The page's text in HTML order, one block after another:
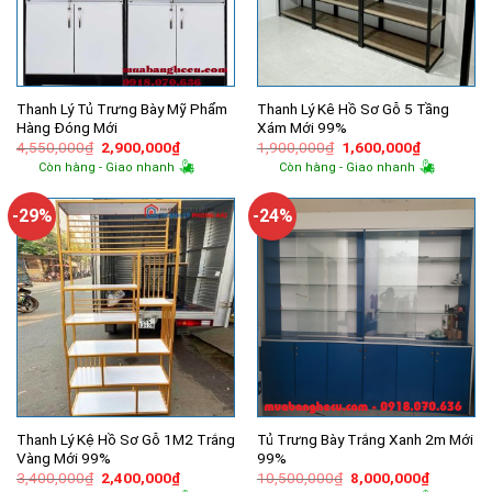
Thanh Lý Tủ Trưng Bày Mỹ Phẩm
Hàng Đóng Mới
4,550,000₫ Giá
gốc
là:
2,900,000₫Giá
hiện
tại
2,900,000₫.
Còn hàng - Giao nhanh
Thanh Lý Kê Hồ Sơ Gỗ 5 Tầng
Xám Mới 99%
1,900,000₫ Giá
gốc
là:
1,600,000₫Giá
hiện
tại
Còn hàng - Giao nhanh
-29%
Thanh Lý Kệ Hồ Sơ Gỗ 1M2 Trắng
Vàng Mới 99%
3,400,000₫ Giá
2,400,000₫Giá
-24%
Tủ Trưng Bày Trắng Xanh 2m Mới
99%
10,500,000₫ Giá
8,000,000₫Giá